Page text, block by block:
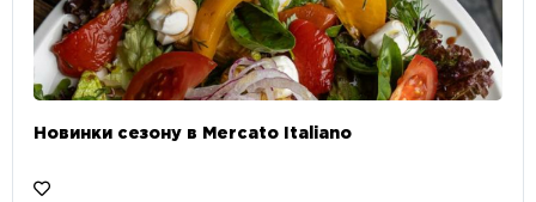
Новинки сезону в Mercato Italiano